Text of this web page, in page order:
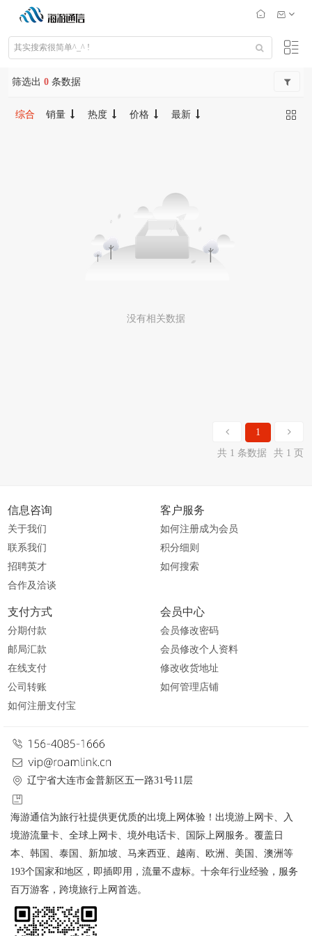
筛选出 0 条数据
综合 销量 热度 价格 最新
没有相关数据
1
共 1 条数据
共 1 页
信息咨询
关于我们
联系我们
招聘英才
合作及洽谈
客户服务
如何注册成为会员
积分细则
如何搜索
支付方式
分期付款
邮局汇款
在线支付
公司转账
如何注册支付宝
会员中心
会员修改密码
会员修改个人资料
修改收货地址
如何管理店铺
辽宁省大连市金普新区五一路31号11层
海游通信为旅行社提供更优质的出境上网体验！出境游上网卡、入
境游流量卡、全球上网卡、境外电话卡、国际上网服务。覆盖日
本、韩国、泰国、新加坡、马来西亚、越南、欧洲、美国、澳洲等
193个国家和地区，即插即用，流量不虚标。十余年行业经验，服务
百万游客，跨境旅行上网首选。